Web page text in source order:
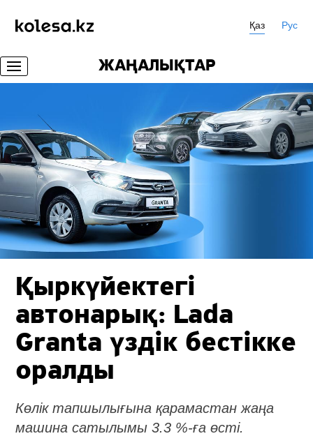
Қаз Рус
ЖАҢАЛЫҚТАР
Қыркүйектегі
автонарық: Lada
Granta үздік бестікке
оралды
Көлік тапшылығына қарамастан жаңа
машина сатылымы 3.3 %-ға өсті.